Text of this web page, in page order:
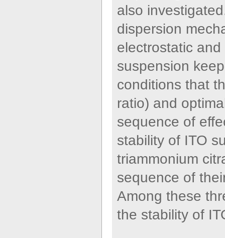
also
dispersion
electrostatic
suspension
conditions that
ratio) and
sequence of
stability of ITO
triammonium
sequence of
Among these
the stability of